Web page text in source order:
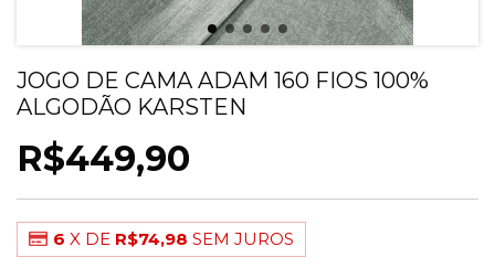
JOGO DE CAMA ADAM 160 FIOS 100%
ALGODÃO KARSTEN
R$449,90
6 X DE R$74,98 SEM JUROS